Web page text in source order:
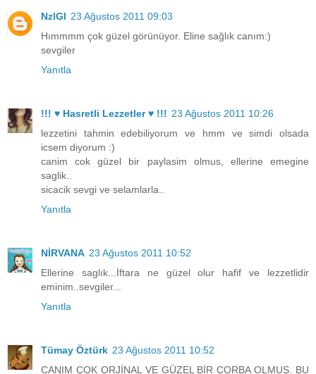
NzlGl 23 Ağustos 2011 09:03
Hımmmm çok güzel görünüyor. Eline sağlık canım:)
sevgiler
Yanıtla
!!! ♥ Hasretli Lezzetler ♥ !!! 23 Ağustos 2011 10:26
lezzetini tahmin edebiliyorum ve hmm ve simdi olsada
icsem diyorum :)
canim cok güzel bir paylasim olmus, ellerine emegine
saglik..
sicacik sevgi ve selamlarla..
Yanıtla
NİRVANA 23 Ağustos 2011 10:52
Ellerine saglık...İftara ne güzel olur hafif ve lezzetlidir
eminim..sevgiler...
Yanıtla
Tümay Öztürk 23 Ağustos 2011 10:52
CANIM ÇOK ORJİNAL VE GÜZEL BİR ÇORBA OLMUŞ. BU